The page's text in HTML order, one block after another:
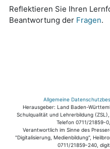
Reflektieren Sie Ihren
Beantwortung der Fragen.
Allgemeine
Herausgeber: Land Baden-
Schulqualität und Lehrerbildung
Telefon 0711/21859-
Verantwortlich im Sinne des
"Digitalisierung, Medienbildung",
0711/21859-240,